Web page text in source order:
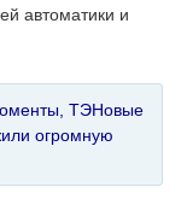
автоматики и
ТЭНовые
огромную